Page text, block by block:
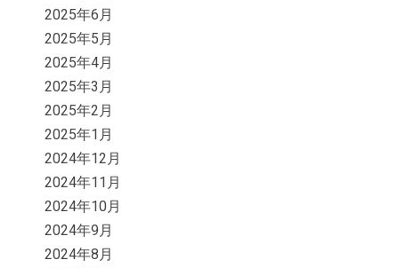
2025年6月
2025年5月
2025年4月
2025年3月
2025年2月
2025年1月
2024年12月
2024年11月
2024年10月
2024年9月
2024年8月